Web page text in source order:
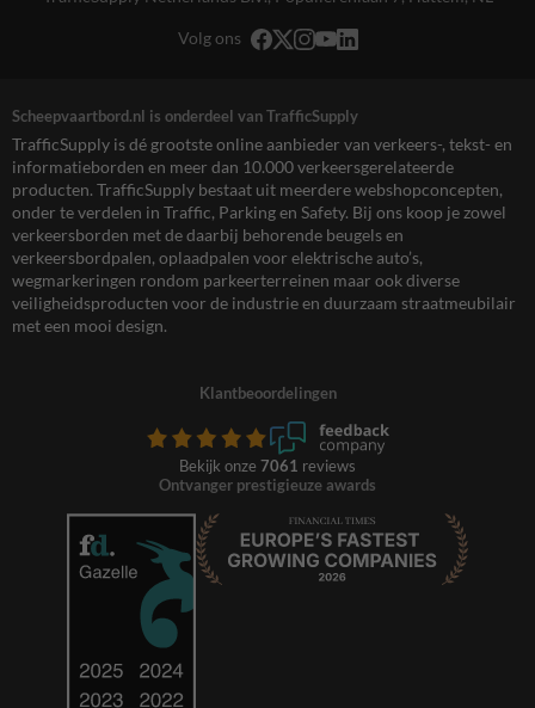
Volg ons
Scheepvaartbord.nl is onderdeel van TrafficSupply
TrafficSupply is dé grootste online aanbieder van verkeers-, tekst- en
informatieborden en meer dan 10.000 verkeersgerelateerde
producten. TrafficSupply bestaat uit meerdere webshopconcepten,
onder te verdelen in Traffic, Parking en Safety. Bij ons koop je zowel
verkeersborden met de daarbij behorende beugels en
verkeersbordpalen, oplaadpalen voor elektrische auto’s,
wegmarkeringen rondom parkeerterreinen maar ook diverse
veiligheidsproducten voor de industrie en duurzaam straatmeubilair
met een mooi design.
Klantbeoordelingen
Bekijk onze 7061 reviews
Ontvanger prestigieuze awards